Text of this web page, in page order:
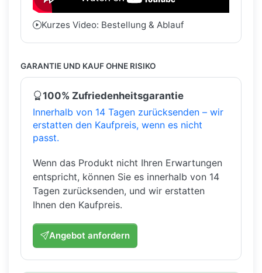
Kurzes Video: Bestellung & Ablauf
GARANTIE UND KAUF OHNE RISIKO
100% Zufriedenheitsgarantie
Innerhalb von 14 Tagen zurücksenden – wir
erstatten den Kaufpreis, wenn es nicht
passt.
Wenn das Produkt nicht Ihren Erwartungen
entspricht, können Sie es innerhalb von 14
Tagen zurücksenden, und wir erstatten
Ihnen den Kaufpreis.
Angebot anfordern